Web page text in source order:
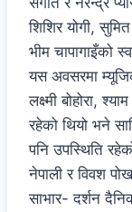
शिशिर योगी,
भीम चापागाइँको
यस अवसरमा
लक्ष्मी बोहोरा,
रहेको थियो भने
पनि उपस्थिति
नेपाली र विवश
साभार- दर्शन